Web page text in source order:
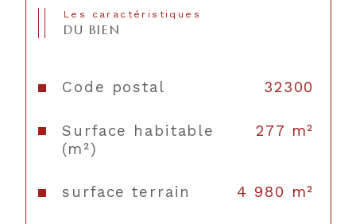
envies pour une surface de 132 m² environ. La
partie restaurée se compose d'une entrée,
d'une fonctionnelle et jolie cuisine aménagée,
chambre, une salle de bains, un cellier. A
l'étage vous disposerez de deux chambres et
une cuisine, un salon, deux chambres, une
salle d'eau, un bureau et un cellier.  Cet
possibilités : résidence principale pour grande
famille, projet de gîte ou chambres d'hôtes,
Les caractéristiques
DU BIEN
Code postal 32300
Surface habitable
(m²)
277 m²
surface terrain 4 980 m²